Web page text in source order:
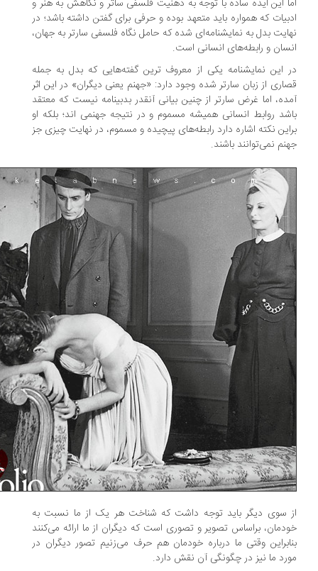
این ایده ساده با توجه به ذهنیت فلسفی ساتر و نگاهش به هنر و
که همواره باید متعهد بوده و حرفی برای گفتن داشته باشد؛ در
بدل به نمایشنامه‌ای شده که حامل نگاه فلسفی سارتر به جهان،
و رابطه‌های انسانی است.
این نمایشنامه یکی از معروف ترین گفته‌هایی که بدل به جمله
از زبان سارتر شده وجود دارد: «جهنم یعنی دیگران» در این اثر
اما غرض سارتر از چنین بیانی آنقدر بدبینامه نیست که معتقد
روابط انسانی همیشه مسموم و در نتیجه جهنمی اند؛ بلکه او
نکته اشاره دارد رابطه‌های پیچیده و مسموم، در نهایت چیزی جز
نمی‌توانند باشند.
سوی دیگر باید توجه داشت که شناخت هر یک از ما نسبت به
براساس تصویر و تصوری است که دیگران از ما ارائه می‌کنند
وقتی ما درباره خودمان هم حرف می‌زنیم تصور دیگران در
ما نیز در چگونگی آن نقش دارد.